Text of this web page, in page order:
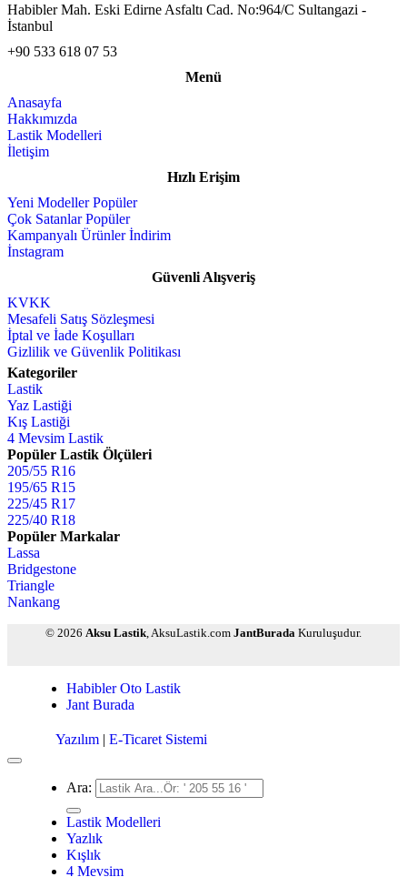
Habibler Mah. Eski Edirne Asfaltı Cad. No:964/C Sultangazi -
İstanbul
+90 533 618 07 53
Menü
Anasayfa
Hakkımızda
Lastik Modelleri
İletişim
Hızlı Erişim
Yeni Modeller
Çok Satanlar
Kampanyalı Ürünler
İnstagram
Güvenli Alışveriş
KVKK
Mesafeli Satış Sözleşmesi
İptal ve İade Koşulları
Gizlilik ve Güvenlik Politikası
Kategoriler
Lastik
Yaz Lastiği
Kış Lastiği
4 Mevsim Lastik
Popüler Lastik Ölçüleri
205/55 R16
195/65 R15
225/45 R17
225/40 R18
Popüler Markalar
Lassa
Bridgestone
Triangle
Nankang
© 2026 Aksu Lastik, AksuLastik.com JantBurada Kuruluşudur.
Habibler Oto Lastik
Jant Burada
Yazılım | E-Ticaret Sistemi
Ara:
Lastik Modelleri
Yazlık
Kışlık
4 Mevsim